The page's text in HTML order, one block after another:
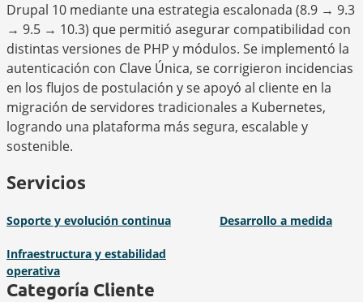
Drupal 10 mediante una estrategia escalonada (8.9 → 9.3
→ 9.5 → 10.3) que permitió asegurar compatibilidad con
distintas versiones de PHP y módulos. Se implementó la
autenticación con Clave Única, se corrigieron incidencias
en los flujos de postulación y se apoyó al cliente en la
migración de servidores tradicionales a Kubernetes,
logrando una plataforma más segura, escalable y
sostenible.
Servicios
Soporte y evolución continua Desarrollo a medida
Infraestructura y estabilidad
operativa
Categoría Cliente